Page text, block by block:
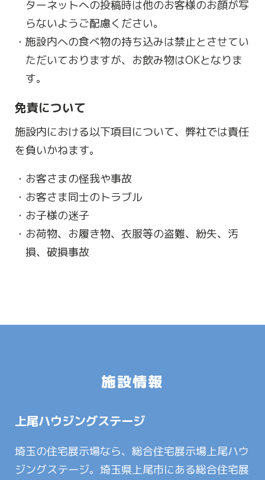
ターネットへの投稿時は他のお客様のお顔が写
らないようご配慮ください。
施設内への食べ物の持ち込みは禁止とさせてい
ただいておりますが、お飲み物はOKとなりま
す。
免責について
施設内における以下項目について、弊社では責任
を負いかねます。
お客さまの怪我や事故
お客さま同士のトラブル
お子様の迷子
お荷物、お履き物、衣服等の盗難、紛失、汚
損、破損事故
施設情報
上尾ハウジングステージ
埼玉の住宅展示場なら、総合住宅展示場上尾ハウ
ジングステージ。埼玉県上尾市にある総合住宅展